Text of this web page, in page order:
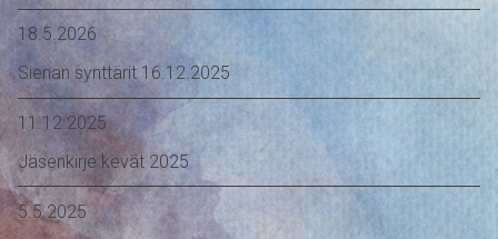
18.5.2026
Sienan synttärit 16.12.2025
11.12.2025
Jäsenkirje kevät 2025
5.5.2025